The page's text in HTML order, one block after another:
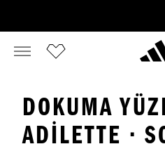
DOKUMA
ADILETTE ·